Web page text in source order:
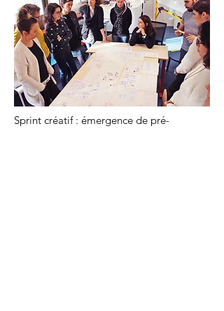
Sprint créatif : émergence de pré-